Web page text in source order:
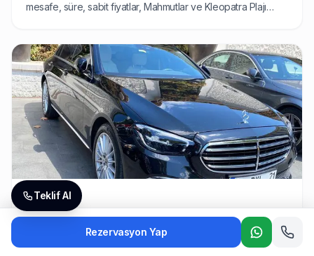
mesafe, süre, sabit fiyatlar, Mahmutlar ve Kleopatra Plajı
2026-05-01
Antalya Havalimanı Lara & Kundu Transfer
— En Yakın Tatil Bölgesi Rehberi 2026
Rezervasyon Yap
Whatsapp
Teklif Al